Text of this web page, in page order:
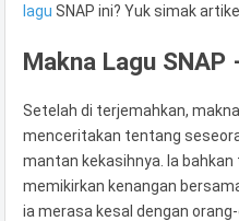
lagu SNAP ini? Yuk simak
Makna Lagu SNAP
Setelah di terjemahkan,
menceritakan tentang
mantan kekasihnya. Ia
memikirkan kenangan
ia merasa kesal dengan